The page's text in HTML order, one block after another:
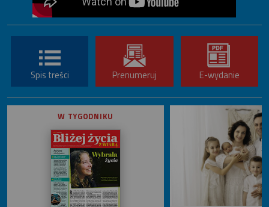
Spis treści Prenumeruj E-wydanie
W TYGODNIKU